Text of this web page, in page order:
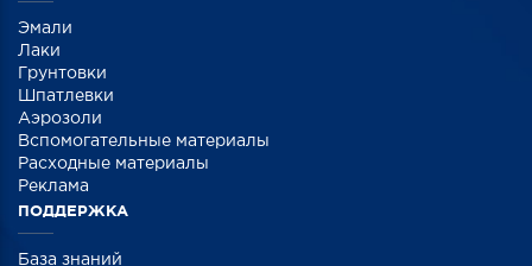
Эмали
Лаки
Грунтовки
Шпатлевки
Аэрозоли
Вспомогательные материалы
Расходные материалы
Реклама
ПОДДЕРЖКА
База знаний